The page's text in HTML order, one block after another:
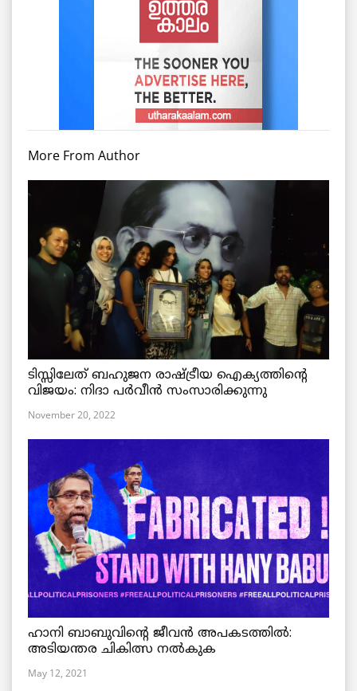
More From Author
ടിസ്സിലേത് ബഹുജന രാഷ്ട്രീയ ഐക്യത്തിന്റെ
വിജയം: നിദാ പർവീൻ സംസാരിക്കുന്നു
November 20, 2022
ഹാനി ബാബുവിന്റെ ജീവൻ അപകടത്തിൽ:
അടിയന്തര ചികിത്സ നൽകുക
May 12, 2021